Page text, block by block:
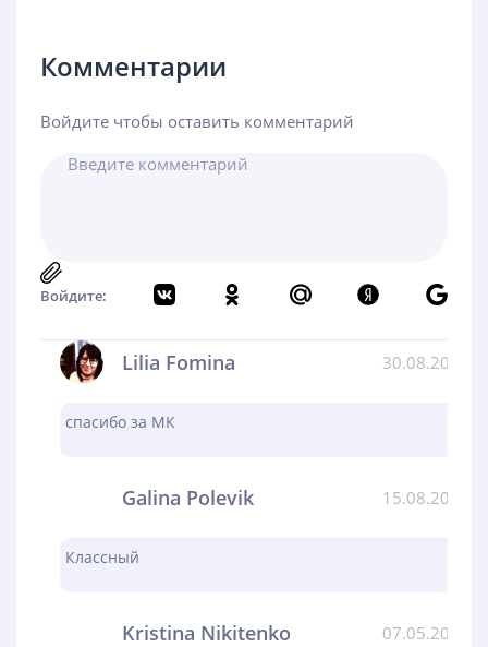
Комментарии
Войдите чтобы оставить комментарий
Войдите:
Lilia Fomina 30.08.2024
спасибо за МК
Galina Polevik 15.08.2024
Классный
Kristina Nikitenko 07.05.2024